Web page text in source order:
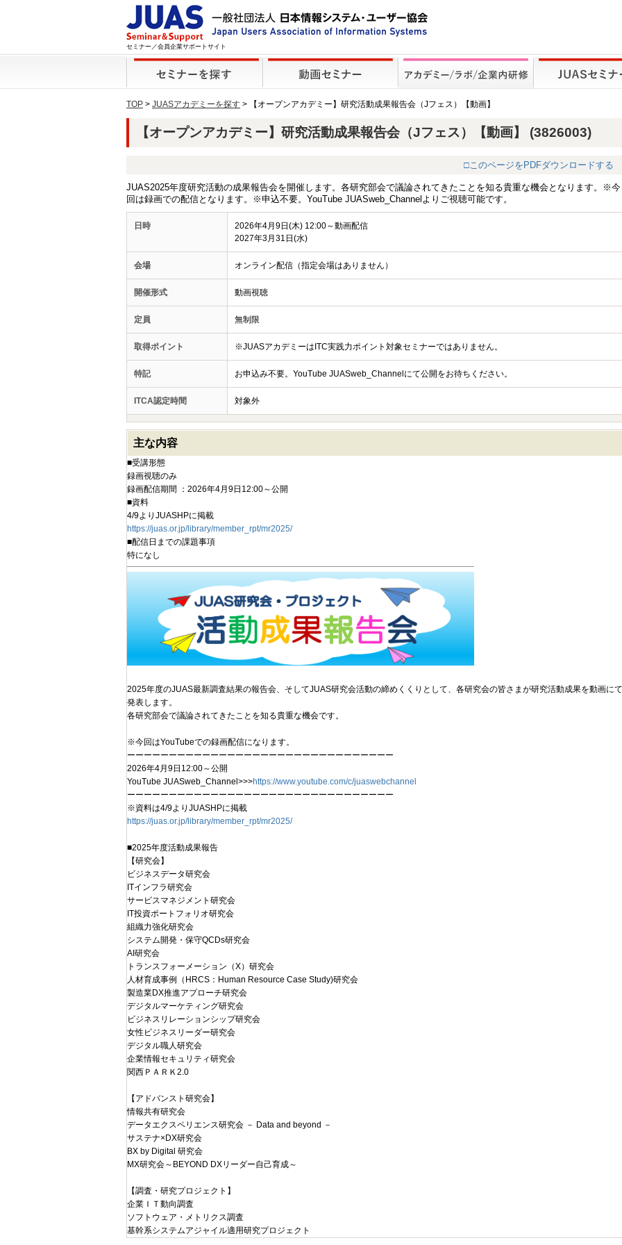
セミナー／会員企業サポートサイト
TOP > JUASアカデミーを探す > 【オープンアカデミー】研究活動成果報告会（Jフェス）【動画】
【オープンアカデミー】研究活動成果報告会（Jフェス）【動画】 (3826003)
□このページをPDFダウンロードする
JUAS2025年度研究活動の成果報告会を開催します。各研究部会で議論されてきたことを知る貴重な機会となります。※今
回は録画での配信となります。※申込不要。YouTube JUASweb_Channelよりご視聴可能です。
日時
2026年4月9日(木) 12:00～動画配信
2027年3月31日(水)
会場 オンライン配信（指定会場はありません）
開催形式 動画視聴
定員 無制限
取得ポイント ※JUASアカデミーはITC実践力ポイント対象セミナーではありません。
特記 お申込み不要。YouTube JUASweb_Channelにて公開をお待ちください。
ITCA認定時間 対象外
主な内容
■受講形態
録画視聴のみ
録画配信期間 ：2026年4月9日12:00～公開
■資料
4/9よりJUASHPに掲載
https://juas.or.jp/library/member_rpt/mr2025/
■配信日までの課題事項
特になし
2025年度のJUAS最新調査結果の報告会、そしてJUAS研究会活動の締めくくりとして、各研究会の皆さまが研究活動成果を動画にて
発表します。
各研究部会で議論されてきたことを知る貴重な機会です。
※今回はYouTubeでの録画配信になります。
ーーーーーーーーーーーーーーーー​ーーーーーーーーーーーーーーーー
2026年4月9日12:00～公開
YouTube JUASweb_Channel>>>https://www.youtube.com/c/juaswebchannel
​ーーーーーーーーーーーーーーーー​ーーーーーーーーーーーーーーーー
​※資料は4/9よりJUASHPに掲載
https://juas.or.jp/library/member_rpt/mr2025/
■2025年度活動成果報告
【研究会】
ビジネスデータ研究会
ITインフラ研究会
サービスマネジメント研究会
IT投資ポートフォリオ研究会
組織力強化研究会
システム開発・保守QCDs研究会
AI研究会
トランスフォーメーション（X）研究会
人材育成事例（HRCS：Human Resource Case Study)研究会
製造業DX推進アプローチ研究会
デジタルマーケティング研究会
ビジネスリレーションシップ研究会
女性ビジネスリーダー研究会
デジタル職人研究会
企業情報セキュリティ研究会
関西ＰＡＲＫ2.0
【アドバンスト研究会】
情報共有研究会
データエクスペリエンス研究会 － Data and beyond －
サステナ×DX研究会
BX by Digital 研究会
MX研究会～BEYOND DXリーダー自己育成～
【調査・研究プロジェクト】
企業ＩＴ動向調査
ソフトウェア・メトリクス調査
基幹系システムアジャイル適用研究プロジェクト